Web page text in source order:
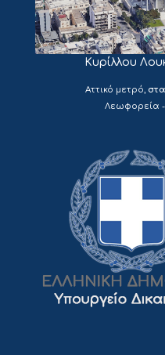
Κυρίλλου
Aττικό μετρό,
Λεωφορεία -